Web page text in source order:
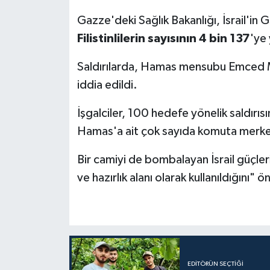
Gazze'deki Sağlık Bakanlığı, İsrail'in
Filistinlilerin sayısının 4 bin 137'ye
Saldırılarda, Hamas mensubu
iddia edildi.
İşgalciler, 100 hedefe yönelik
Hamas'a ait çok sayıda komuta
Bir camiyi de bombalayan İsrail
ve hazırlık alanı olarak kullanıldığını"
EDITÖRÜN SEÇTIĞI
Burdur Müftülüğü
Bursa Müftülüğü
Çankırı Müftülüğü
Denizli Müftülüğü
Duyurular
Bilim, Teknoloji
Diyanet TV